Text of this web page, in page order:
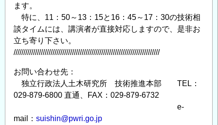
ます。
特に、11：50～13：15と16：45～17：30の技術相
談タイムには、講演者が直接対応しますので、是非お
立ち寄り下さい。
///////////////////////////////////////////////////////////////////////////
お問い合わせ先：
独立行政法人土木研究所 技術推進本部 TEL：
029-879-6800 直通、FAX：029-879-6732
e-
mail： suishin@pwri.go.jp